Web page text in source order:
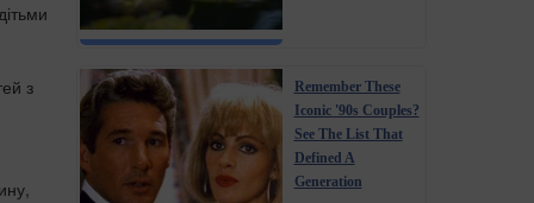
з
Remember These
Iconic '90s Couples?
See The List That
Defined A
Generation